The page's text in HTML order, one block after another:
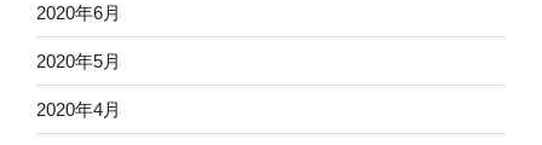
2020年6月
2020年5月
2020年4月